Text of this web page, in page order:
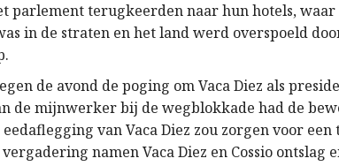
parlement terugkeerden naar hun hotels, waar
in de straten en het land werd overspoeld
de avond de poging om Vaca Diez als
de mijnwerker bij de wegblokkade had de
van Vaca Diez zou zorgen voor een
namen Vaca Diez en Cossio ontslag